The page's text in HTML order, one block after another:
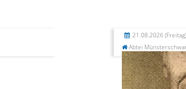
21.08.2026 (Freitag)
Abtei